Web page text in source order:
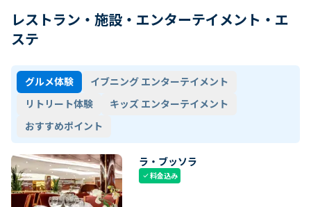
レストラン・施設・エンターテイメント・エ
ステ
グルメ体験
イブニング エンターテイメント
リトリート体験
キッズ エンターテイメント
おすすめポイント
ラ・ブッソラ
check料金込み